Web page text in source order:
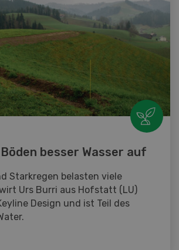
besser Wasser auf
Starkregen belasten viele
Urs Burri aus Hofstatt (LU)
Design und ist Teil des